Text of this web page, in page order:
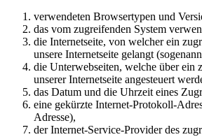
verwendeten Browsertypen und
das vom zugreifenden System
die Internetseite, von welcher ein
unsere Internetseite gelangt
die Unterwebseiten, welche über ein
unserer Internetseite angesteuert
das Datum und die Uhrzeit eines
eine gekürzte Internet-Protokoll-
Adresse),
der Internet-Service-Provider des